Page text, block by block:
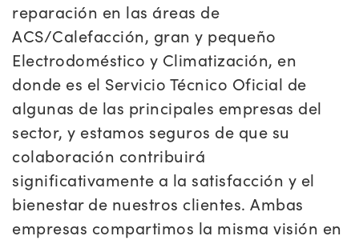
reparación en las áreas de
ACS/Calefacción, gran y pequeño
Electrodoméstico y Climatización, en
donde es el Servicio Técnico Oficial de
algunas de las principales empresas del
sector, y estamos seguros de que su
colaboración contribuirá
significativamente a la satisfacción y el
bienestar de nuestros clientes. Ambas
empresas compartimos la misma visión en